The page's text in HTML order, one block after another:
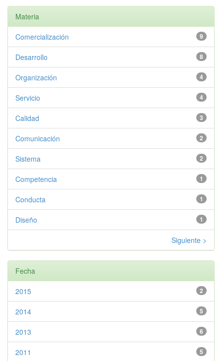
Materia
9
Comercialización
8
Desarrollo
4
Organización
4
Servicio
3
Calidad
2
Comunicación
2
Sistema
1
Competencia
1
Conducta
1
Diseño
Siguiente >
Fecha
2
2015
5
2014
6
2013
5
2011